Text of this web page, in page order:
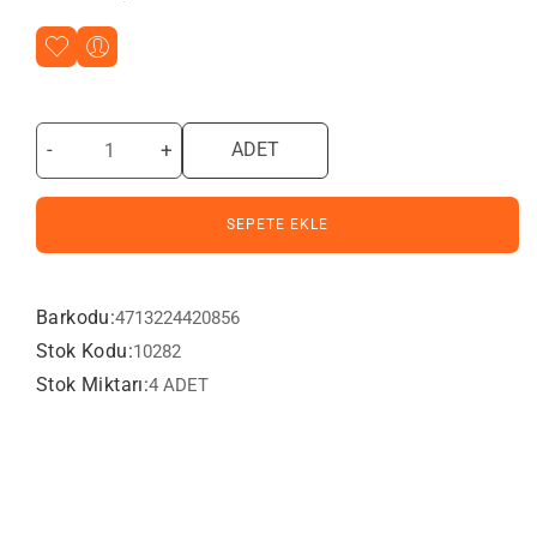
- + ADET
SEPETE EKLE
Barkodu:4713224420856
Stok Kodu:10282
Stok Miktarı:4 ADET